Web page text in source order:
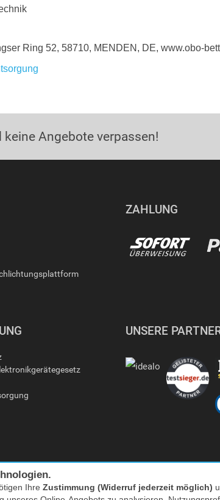
Ring 52, 58710, MENDEN, DE, www.obo-
Angebote verpassen!
ZAHLUNG
UNSERE
Ihre Zustimmung (Widerruf jederzeit möglich)